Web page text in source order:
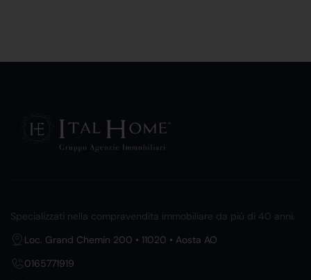
Specializzati nella compravendita immobiliare da più di 40 anni.
Loc. Grand Chemin 200 • 11020 • Aosta AO
0165771919